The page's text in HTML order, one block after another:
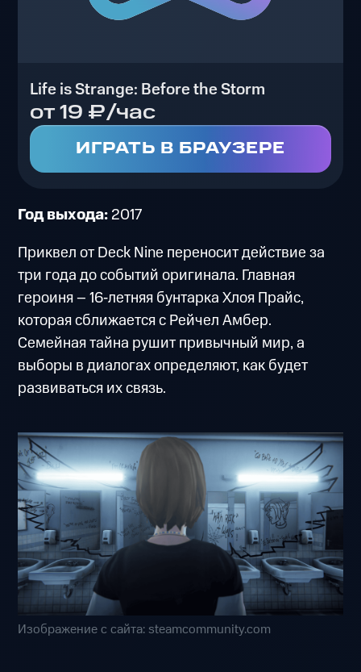
Life is Strange: Before the Storm
от 19 ₽/час
ИГРАТЬ В БРАУЗЕРЕ
Год выхода:2017
Приквел от Deck Nine переносит действие за
три года до событий оригинала. Главная
героиня – 16‑летняя бунтарка Хлоя Прайс,
которая сближается с Рейчел Амбер.
Семейная тайна рушит привычный мир, а
выборы в диалогах определяют, как будет
развиваться их связь.
Изображение с сайта: steamcommunity.com